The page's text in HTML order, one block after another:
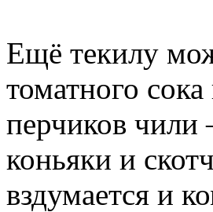
Ещё текилу
томатного
перчиков чили
коньяки и
вздумается и